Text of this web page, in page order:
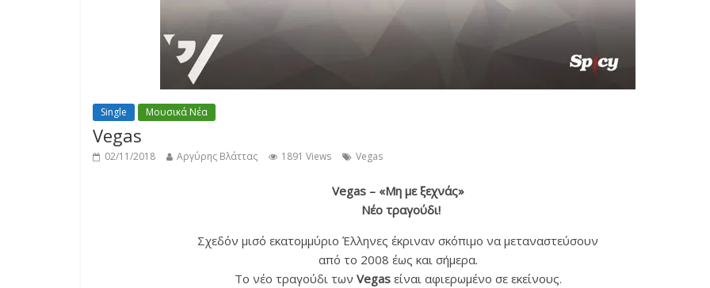
Single Μουσικά Νέα
Vegas
02/11/2018 Αργύρης Βλάττας 1891 Views Vegas
Vegas – «Μη με ξεχνάς»
Νέο τραγούδι!
Σχεδόν μισό εκατομμύριο Έλληνες έκριναν σκόπιμο να μεταναστεύσουν
από το 2008 έως και σήμερα.
Το νέο τραγούδι των Vegasείναι αφιερωμένο σε εκείνους.